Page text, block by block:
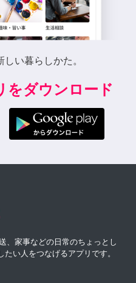
い暮らしかた。
をダウンロード
、家事などの日常のちょっとし
い人をつなげるアプリです。